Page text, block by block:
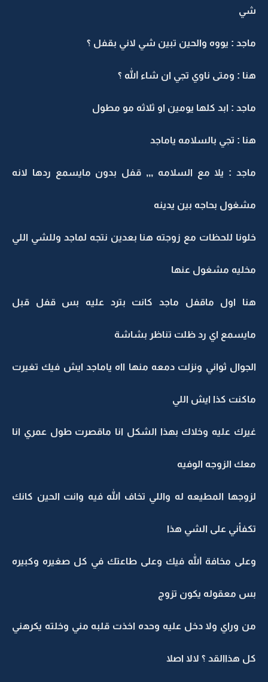
شي
ماجد : يووه والحين تبين شي لاني بقفل ؟
هنا : ومتى ناوي تجي ان شاء الله ؟
ماجد : ابد كلها يومين او ثلاثه مو مطول
هنا : تجي بالسلامه ياماجد
ماجد : يلا مع السلامه ,,, قفل بدون مايسمع ردها لانه
مشغول بحاجه بين يدينه
خلونا للحظات مع زوجته هنا بعدين نتجه لماجد وللشي اللي
مخليه مشغول عنها
هنا اول ماقفل ماجد كانت بترد عليه بس قفل قبل
مايسمع اي رد ظلت تناظر بشاشة
الجوال ثواني ونزلت دمعه منها ااه ياماجد ايش فيك تغيرت
ماكنت كذا ايش اللي
غيرك عليه وخلاك بهذا الشكل انا ماقصرت طول عمري انا
معك الزوجه الوفيه
لزوجها المطيعه له واللي تخاف الله فيه وانت الحين كانك
تكفأني على الشي هذا
وعلى مخافة الله فيك وعلى طاعتك في كل صغيره وكبيره
بس معقوله يكون تزوج
من وراي ولا دخل عليه وحده اخذت قلبه مني وخلته يكرهني
كل هذاالقد ؟ لالا اصلا